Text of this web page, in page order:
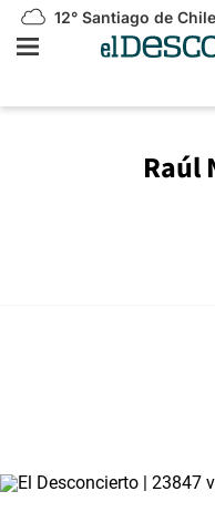
12° Santiago de Chile
Raúl